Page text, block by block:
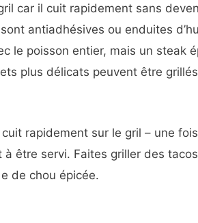
car il cuit rapidement sans
antiadhésives ou enduites
le poisson entier, mais un steak
plus délicats peuvent être
rapidement sur le gril – une
être servi. Faites griller des
de chou épicée.